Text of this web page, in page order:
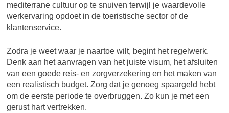
mediterrane cultuur op te snuiven terwijl je waardevolle
werkervaring opdoet in de toeristische sector of de
klantenservice.
Zodra je weet waar je naartoe wilt, begint het regelwerk.
Denk aan het aanvragen van het juiste visum, het afsluiten
van een goede reis- en zorgverzekering en het maken van
een realistisch budget. Zorg dat je genoeg spaargeld hebt
om de eerste periode te overbruggen. Zo kun je met een
gerust hart vertrekken.